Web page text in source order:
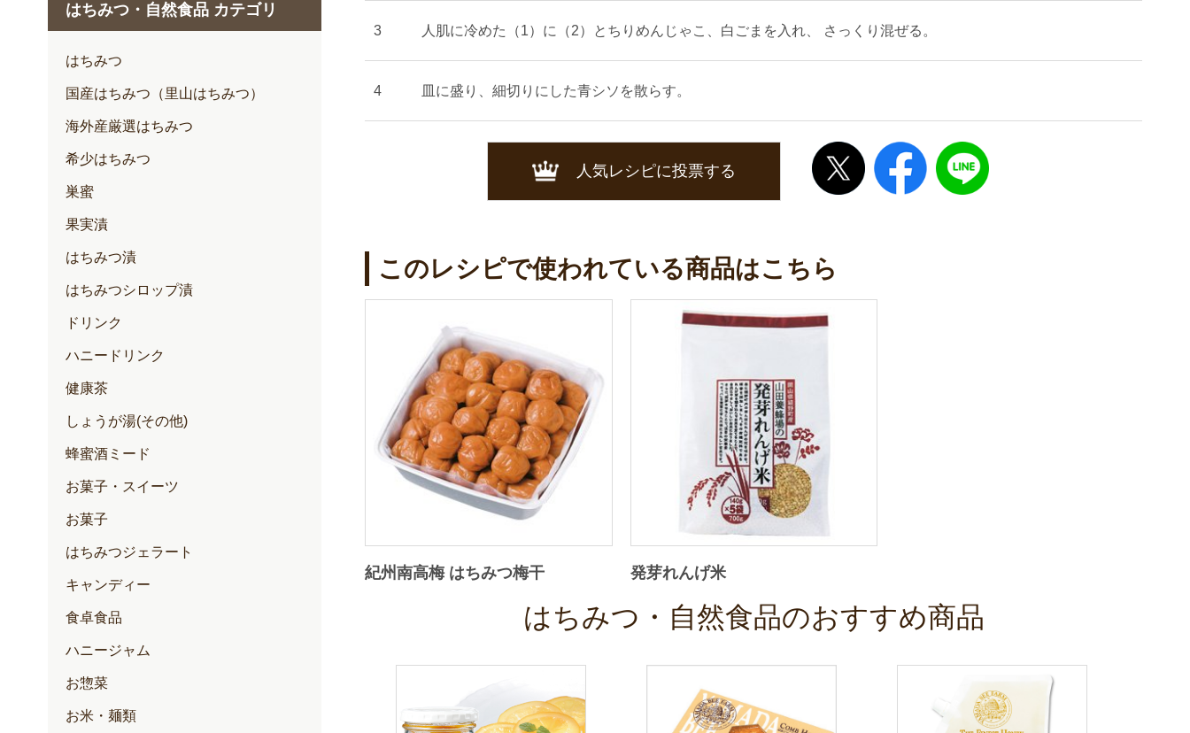
人肌に冷めた（1）に（2）とちりめんじゃこ、白ごまを入れ、 さっくり混ぜる。
皿に盛り、細切りにした青シソを散らす。
人気レシピに投票する
このレシピで使われている商品はこちら
紀州南高梅 はちみつ梅干 発芽れんげ米
はちみつ・自然食品のおすすめ商品
2月
3月
4月
5月
6月
7月
はちみつ・自然食品 カテゴリ
はちみつ
国産はちみつ（里山はちみつ）
海外産厳選はちみつ
希少はちみつ
巣蜜
果実漬
はちみつ漬
はちみつシロップ漬
ドリンク
ハニードリンク
健康茶
しょうが湯(その他)
蜂蜜酒ミード
お菓子・スイーツ
お菓子
はちみつジェラート
キャンディー
食卓食品
ハニージャム
お惣菜
お米・麺類